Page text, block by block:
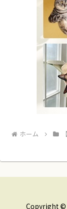
ホーム
Copyright ©